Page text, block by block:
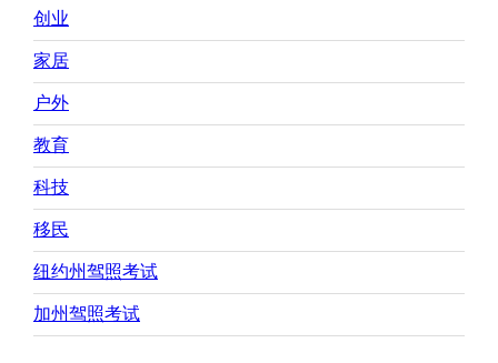
创业
家居
户外
教育
科技
移民
纽约州驾照考试
加州驾照考试